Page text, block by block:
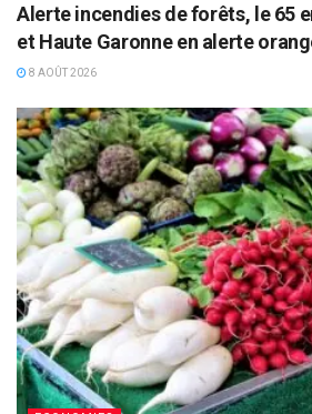
Alerte incendies de forêts, le 65
et Haute Garonne en alerte
8 AOÛT 2026